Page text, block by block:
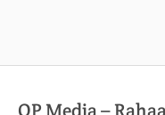
OP Media –